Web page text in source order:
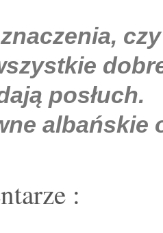
posłuch.
albańskie
: